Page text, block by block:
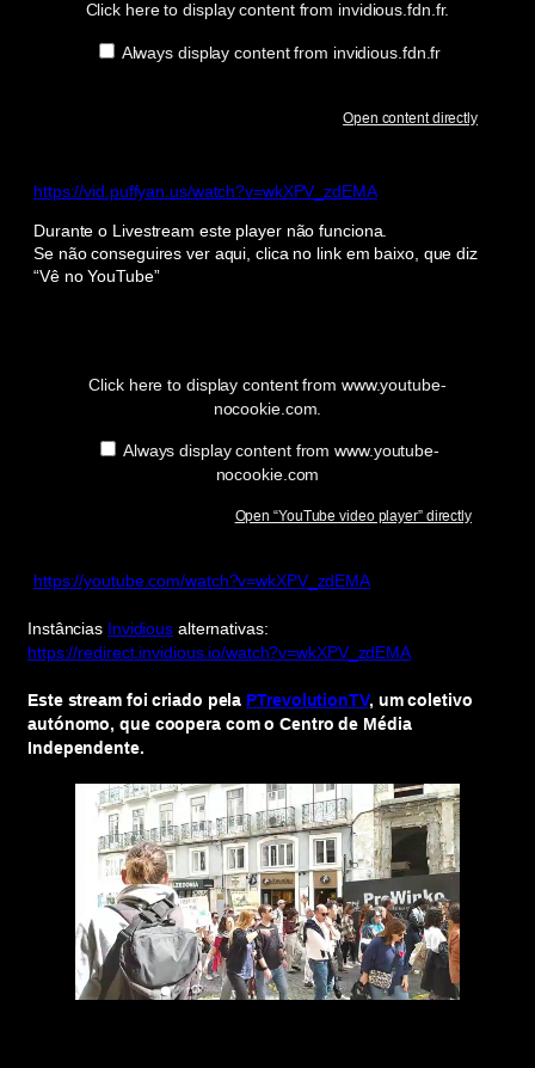
Click here to display content from invidious.fdn.fr.
Always display content from invidious.fdn.fr
Open content directly
https://vid.puffyan.us/watch?v=wkXPV_zdEMA
Durante o Livestream este player não funciona.
Se não conseguires ver aqui, clica no link em baixo, que diz
“Vê no YouTube”
Click here to display content from www.youtube-
nocookie.com.
Always display content from www.youtube-
nocookie.com
Open “YouTube video player” directly
https://youtube.com/watch?v=wkXPV_zdEMA
Instâncias Invidious alternativas:
https://redirect.invidious.io/watch?v=wkXPV_zdEMA
Este stream foi criado pela PTrevolutionTV, um coletivo
autónomo, que coopera com o Centro de Média
Independente.